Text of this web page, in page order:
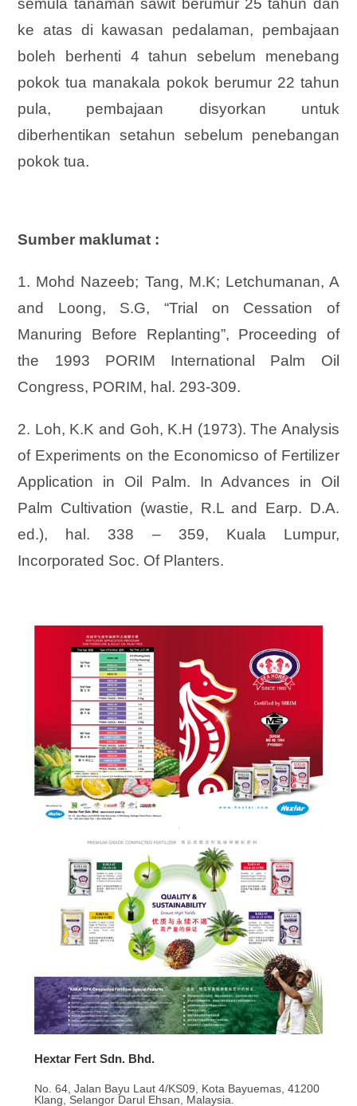
semula tanaman sawit berumur 25 tahun dan
ke atas di kawasan pedalaman, pembajaan
boleh berhenti 4 tahun sebelum menebang
pokok tua manakala pokok berumur 22 tahun
pula, pembajaan disyorkan untuk
diberhentikan setahun sebelum penebangan
pokok tua.
Sumber maklumat :
1. Mohd Nazeeb; Tang, M.K; Letchumanan, A
and Loong, S.G, “Trial on Cessation of
Manuring Before Replanting”, Proceeding of
the 1993 PORIM International Palm Oil
Congress, PORIM, hal. 293-309.
2. Loh, K.K and Goh, K.H (1973). The Analysis
of Experiments on the Economicso of Fertilizer
Application in Oil Palm. In Advances in Oil
Palm Cultivation (wastie, R.L and Earp. D.A.
ed.), hal. 338 – 359, Kuala Lumpur,
Incorporated Soc. Of Planters.
Hextar Fert Sdn. Bhd.
No. 64, Jalan Bayu Laut 4/KS09, Kota Bayuemas, 41200
Klang, Selangor Darul Ehsan, Malaysia.